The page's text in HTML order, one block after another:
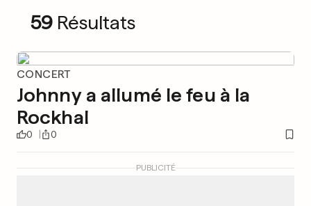
59 Résultats
CONCERT
Johnny a allumé le feu à la
Rockhal
0 0
PUBLICITÉ